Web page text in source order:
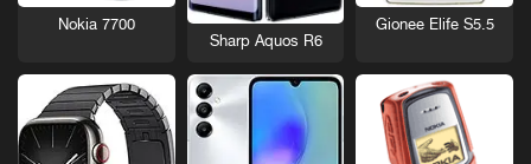
Gionee Elife S5.5
Sharp Aquos R6
Nokia 7700